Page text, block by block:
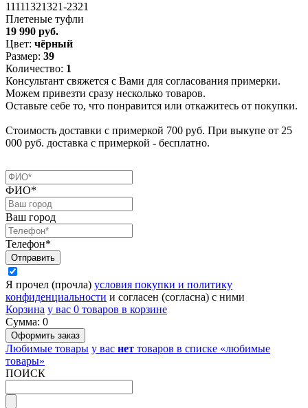
11111321321-2321
Плетеные туфли
19 990 руб.
Цвет: чёрный
Размер: 39
Количество: 1
Консультант свяжется с Вами для согласования примерки.
Можем привезти сразу несколько товаров.
Оставьте себе то, что понравится или откажитесь от покупки.
Стоимость доставки с примеркой 700 руб. При выкупе от 25
000 руб. доставка с примеркой - бесплатно.
ФИО*
Ваш город
Телефон*
Я прочел (прочла) условия покупки и политику
конфиденциальности и согласен (согласна) с ними
Корзина у вас 0 товаров в корзине
Сумма: 0
Любимые товары у вас нет товаров в списке «любимые
товары»
ПОИСК